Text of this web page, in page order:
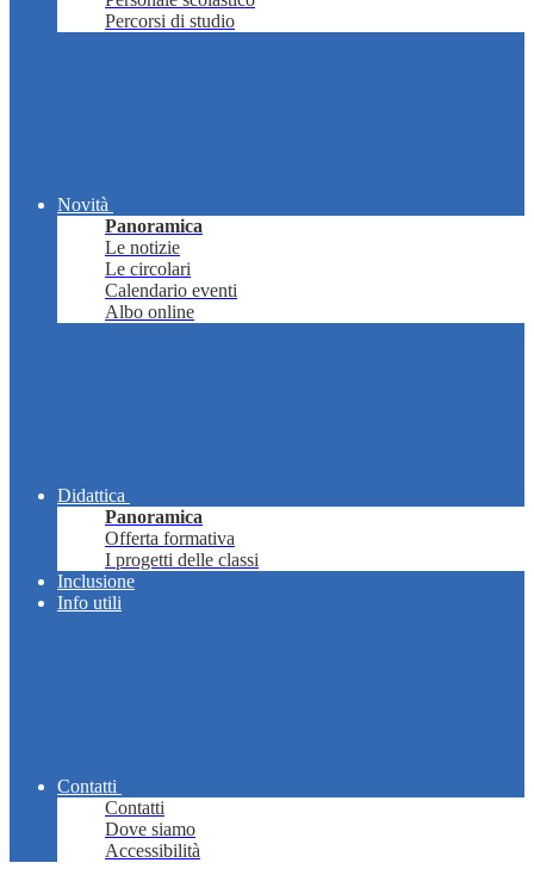
Percorsi di studio
Novità
Panoramica
Le notizie
Le circolari
Calendario eventi
Albo online
Didattica
Panoramica
Offerta formativa
I progetti delle classi
Inclusione
Info utili
Contatti
Contatti
Dove siamo
Accessibilità